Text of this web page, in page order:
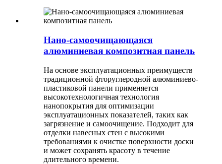
Нано-самоочищающаяся
алюминиевая композитная панель
На основе эксплуатационных преимуществ
традиционной фторуглеродной алюминиево-
пластиковой панели применяется
высокотехнологичная технология
нанопокрытия для оптимизации
эксплуатационных показателей, таких как
загрязнение и самоочищение. Подходит для
отделки навесных стен с высокими
требованиями к очистке поверхности доски
и может сохранять красоту в течение
длительного времени.